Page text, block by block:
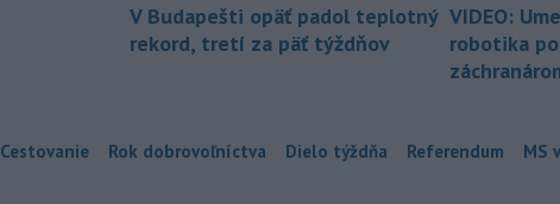
V Budapešti opäť padol teplotný
rekord, tretí za päť týždňov
VIDEO:
robotika
Cestovanie Rok dobrovoľníctva Dielo týždňa Referendum MS